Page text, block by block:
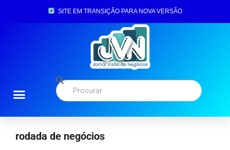
SITE EM TRANSIÇÃO PARA NOVA VERSÃO
rodada de negócios